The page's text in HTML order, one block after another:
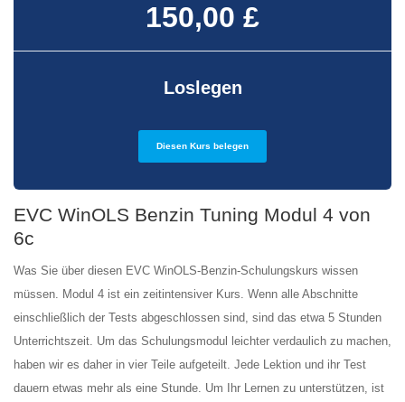
150,00 £
Loslegen
Diesen Kurs belegen
EVC WinOLS Benzin Tuning Modul 4 von
6c
Was Sie über diesen EVC WinOLS-Benzin-Schulungskurs wissen
müssen. Modul 4 ist ein zeitintensiver Kurs. Wenn alle Abschnitte
einschließlich der Tests abgeschlossen sind, sind das etwa 5 Stunden
Unterrichtszeit. Um das Schulungsmodul leichter verdaulich zu machen,
haben wir es daher in vier Teile aufgeteilt. Jede Lektion und ihr Test
dauern etwas mehr als eine Stunde. Um Ihr Lernen zu unterstützen, ist